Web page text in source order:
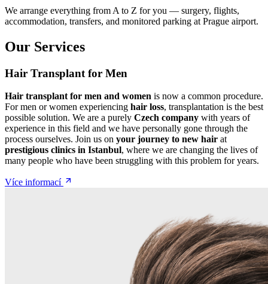
We arrange everything from A to Z for you — surgery, flights,
accommodation, transfers, and monitored parking at Prague airport.
Our Services
Hair Transplant for Men
Hair transplant for men and women is now a common procedure.
For men or women experiencing hair loss, transplantation is the best
possible solution. We are a purely Czech company with years of
experience in this field and we have personally gone through the
process ourselves. Join us on your journey to new hair at
prestigious clinics in Istanbul, where we are changing the lives of
many people who have been struggling with this problem for years.
Více informací